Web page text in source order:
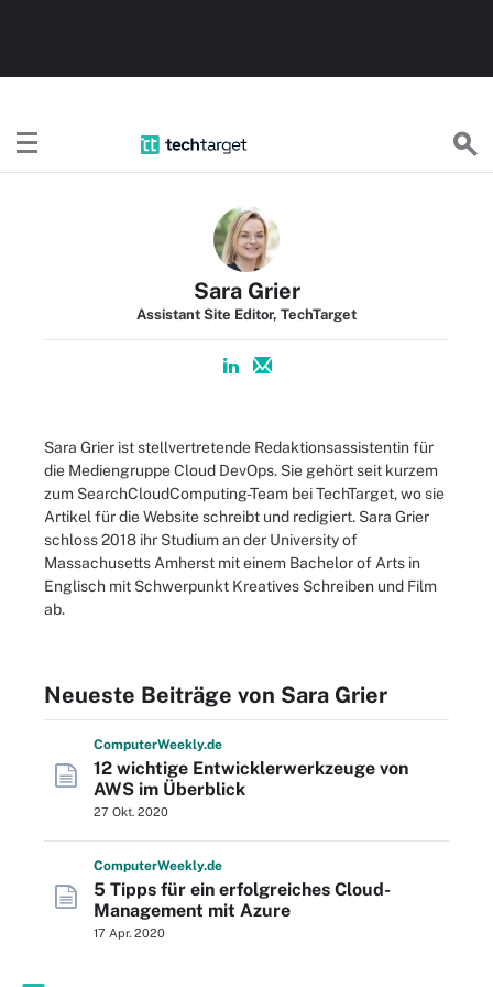
Sara Grier
Assistant Site Editor, TechTarget
Sara Grier ist stellvertretende Redaktionsassistentin für
die Mediengruppe Cloud DevOps. Sie gehört seit kurzem
zum SearchCloudComputing-Team bei TechTarget, wo sie
Artikel für die Website schreibt und redigiert. Sara Grier
schloss 2018 ihr Studium an der University of
Massachusetts Amherst mit einem Bachelor of Arts in
Englisch mit Schwerpunkt Kreatives Schreiben und Film
ab.
Neueste Beiträge von Sara Grier
ComputerWeekly.de
12 wichtige Entwicklerwerkzeuge von
AWS im Überblick
27 Okt. 2020
ComputerWeekly.de
5 Tipps für ein erfolgreiches Cloud-
Management mit Azure
17 Apr. 2020